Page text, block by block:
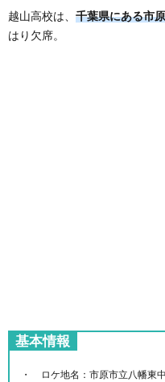
越山高校は、 千葉県にある市
はり欠席。
基本情報
ロケ地名：市原市立八幡東